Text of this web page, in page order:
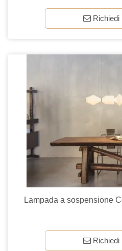
Lampada a sospensione